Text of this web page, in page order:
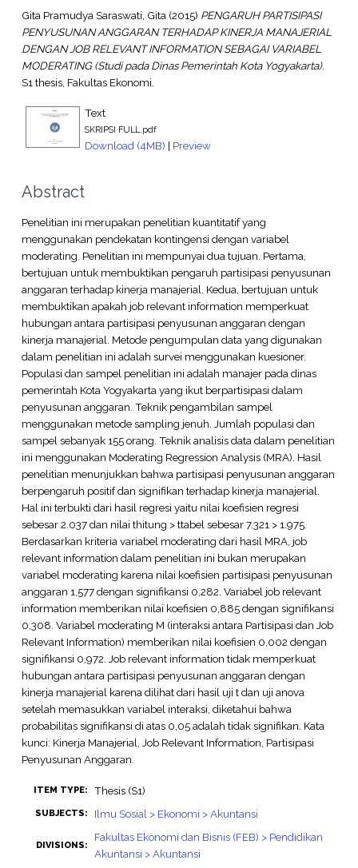
Gita Pramudya Saraswati, Gita(2015) PENGARUH PARTISIPASI
PENYUSUNAN ANGGARAN TERHADAP KINERJA MANAJERIAL
DENGAN JOB RELEVANT INFORMATION SEBAGAI VARIABEL
MODERATING (Studi pada Dinas Pemerintah Kota Yogyakarta).
S1 thesis, Fakultas Ekonomi.
Text
SKRIPSI FULL.pdf
Download (4MB) | Preview
Abstract
Penelitian ini merupakan penelitian kuantitatif yang
menggunakan pendekatan kontingensi dengan variabel
moderating. Penelitian ini mempunyai dua tujuan. Pertama,
bertujuan untuk membuktikan pengaruh partisipasi penyusunan
anggaran terhadap kinerja manajerial. Kedua, bertujuan untuk
membuktikan apakah job relevant information memperkuat
hubungan antara partisipasi penyusunan anggaran dengan
kinerja manajerial. Metode pengumpulan data yang digunakan
dalam penelitian ini adalah survei menggunakan kuesioner.
Populasi dan sampel penelitian ini adalah manajer pada dinas
pemerintah Kota Yogyakarta yang ikut berpartisipasi dalam
penyusunan anggaran. Teknik pengambilan sampel
menggunakan metode sampling jenuh. Jumlah populasi dan
sampel sebanyak 155 orang. Teknik analisis data dalam penelitian
ini menggunakan Moderating Regression Analysis (MRA). Hasil
penelitian menunjukkan bahwa partisipasi penyusunan anggaran
berpengaruh positif dan signifikan terhadap kinerja manajerial.
Hal ini terbukti dari hasil regresi yaitu nilai koefisien regresi
sebesar 2.037 dan nilai thitung > ttabel sebesar 7.321 > 1.975.
Berdasarkan kriteria variabel moderating dari hasil MRA, job
relevant information dalam penelitian ini bukan merupakan
variabel moderating karena nilai koefisien partisipasi penyusunan
anggaran 1,577 dengan signifikansi 0,282. Variabel job relevant
information memberikan nilai koefisien 0,885 dengan signifikansi
0,308. Variabel moderating M (interaksi antara Partisipasi dan Job
Relevant Information) memberikan nilai koefisien 0,002 dengan
signifikansi 0,972. Job relevant information tidak memperkuat
hubungan antara partisipasi penyusunan anggaran dengan
kinerja manajerial karena dilihat dari hasil uji t dan uji anova
setelah memasukkan variabel interaksi, diketahui bahwa
probabilitas signifikansi di atas 0,05 adalah tidak signifikan. Kata
kunci: Kinerja Manajerial, Job Relevant Information, Partisipasi
Penyusunan Anggaran.
ITEM TYPE: Thesis (S1)
SUBJECTS: Ilmu Sosial > Ekonomi > Akuntansi
DIVISIONS:
Fakultas Ekonomi dan Bisnis (FEB) > Pendidikan
Akuntansi > Akuntansi